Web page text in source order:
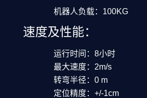
机器人负载：100KG
速度及性能：
运行时间：8小时
最大速度：2m/s
转弯半径：0 m
定位精度：+/-1cm